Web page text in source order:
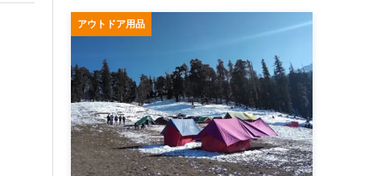
アウトドア用品